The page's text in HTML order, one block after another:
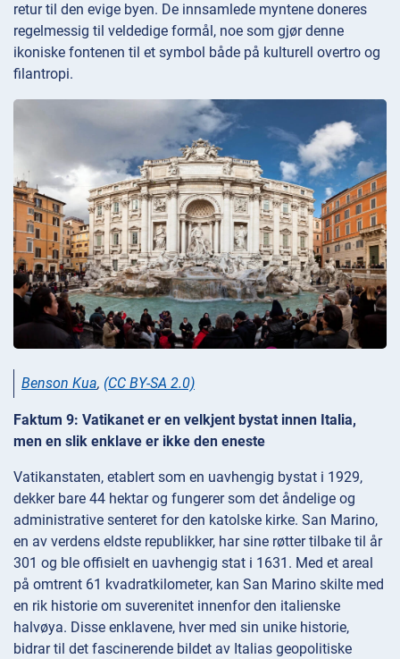
retur til den evige byen. De innsamlede myntene doneres
regelmessig til veldedige formål, noe som gjør denne
ikoniske fontenen til et symbol både på kulturell overtro og
filantropi.
Benson Kua, (CC BY-SA 2.0)
Faktum 9: Vatikanet er en velkjent bystat innen Italia,
men en slik enklave er ikke den eneste
Vatikanstaten, etablert som en uavhengig bystat i 1929,
dekker bare 44 hektar og fungerer som det åndelige og
administrative senteret for den katolske kirke. San Marino,
en av verdens eldste republikker, har sine røtter tilbake til år
301 og ble offisielt en uavhengig stat i 1631. Med et areal
på omtrent 61 kvadratkilometer, kan San Marino skilte med
en rik historie om suverenitet innenfor den italienske
halvøya. Disse enklavene, hver med sin unike historie,
bidrar til det fascinerende bildet av Italias geopolitiske